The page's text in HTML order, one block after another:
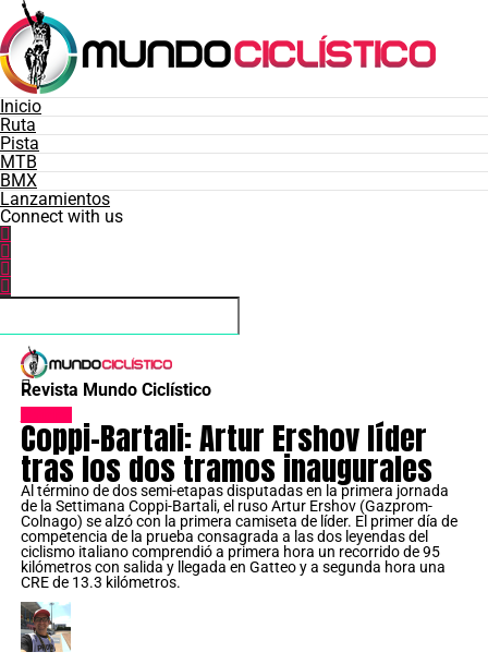
Inicio
Ruta
Pista
MTB
BMX
Lanzamientos
Connect with us
Revista Mundo Ciclístico
Coppi-Bartali: Artur Ershov líder
tras los dos tramos inaugurales
Al término de dos semi-etapas disputadas en la primera jornada
de la Settimana Coppi-Bartali, el ruso Artur Ershov (Gazprom-
Colnago) se alzó con la primera camiseta de líder. El primer día de
competencia de la prueba consagrada a las dos leyendas del
ciclismo italiano comprendió a primera hora un recorrido de 95
kilómetros con salida y llegada en Gatteo y a segunda hora una
CRE de 13.3 kilómetros.